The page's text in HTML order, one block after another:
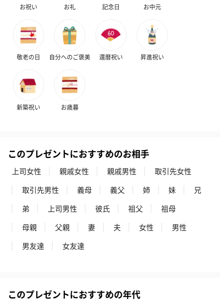
お祝い お礼 記念日 お中元
敬老の日 自分へのご褒美 還暦祝い 昇進祝い
新築祝い お歳暮
このプレゼントにおすすめのお相手
上司女性 親戚女性 親戚男性
取引先女性
取引先男性
義母 義父 姉 妹
兄
弟
上司男性 彼氏 祖父
祖母
母親
父親 妻 夫 女性
男性
男友達
女友達
このプレゼントにおすすめの年代